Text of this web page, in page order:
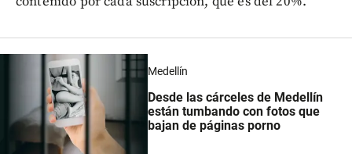
Medellín
Desde las cárceles de Medellín
están tumbando con fotos que
bajan de páginas porno